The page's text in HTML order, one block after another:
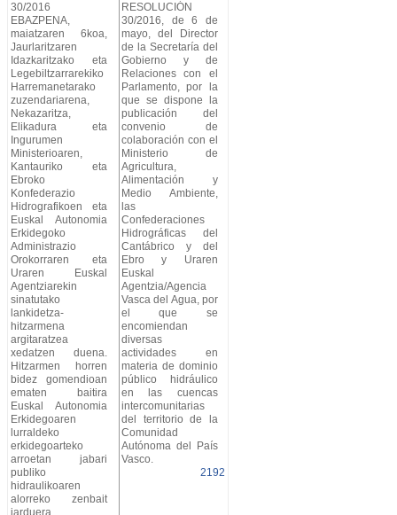
30/2016
EBAZPENA,
maiatzaren 6koa,
Jaurlaritzaren
Idazkaritzako eta
Legebiltzarrarekiko
Harremanetarako
zuzendariarena,
Nekazaritza,
Elikadura eta
Ingurumen
Ministerioaren,
Kantauriko eta
Ebroko
Konfederazio
Hidrografikoen eta
Euskal Autonomia
Erkidegoko
Administrazio
Orokorraren eta
Uraren Euskal
Agentziarekin
sinatutako
lankidetza-
hitzarmena
argitaratzea
xedatzen duena.
Hitzarmen horren
bidez gomendioan
ematen baitira
Euskal Autonomia
Erkidegoaren
lurraldeko
erkidegoarteko
arroetan jabari
publiko
hidraulikoaren
alorreko zenbait
jarduera.
RESOLUCIÓN
30/2016, de 6 de
mayo, del Director
de la Secretaría del
Gobierno y de
Relaciones con el
Parlamento, por la
que se dispone la
publicación del
convenio de
colaboración con el
Ministerio de
Agricultura,
Alimentación y
Medio Ambiente,
las
Confederaciones
Hidrográficas del
Cantábrico y del
Ebro y Uraren
Euskal
Agentzia/Agencia
Vasca del Agua, por
el que se
encomiendan
diversas
actividades en
materia de dominio
público hidráulico
en las cuencas
intercomunitarias
del territorio de la
Comunidad
Autónoma del País
Vasco.
2192